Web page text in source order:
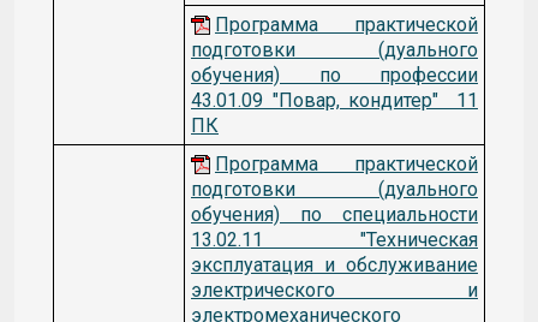
Программа практической
подготовки (дуального
обучения) по профессии
43.01.09 "Повар, кондитер" 11
ПК
Программа практической
подготовки (дуального
обучения) по специальности
13.02.11 "Техническая
эксплуатация и обслуживание
электрического и
электромеханического